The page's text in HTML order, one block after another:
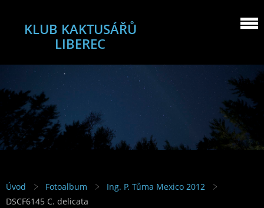
KLUB KAKTUSÁŘŮ
LIBEREC
Úvod Fotoalbum
Ing. P. Tůma Mexico 2012
DSCF6145 C. delicata